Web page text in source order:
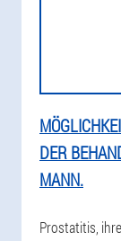
DER
MANN.
Prostatitis,